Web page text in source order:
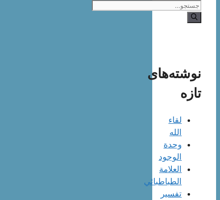
جستجوی
نوشته‌های
تازه
لقاء
الله
وحدة
الوجود
العلامة
الطباطبائي
تفسير